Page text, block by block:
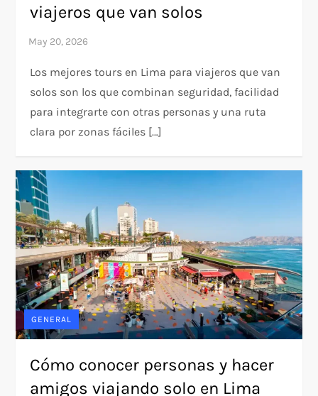
viajeros que van solos
Los mejores tours en Lima para viajeros que van
solos son los que combinan seguridad, facilidad
para integrarte con otras personas y una ruta
clara por zonas fáciles […]
GENERAL
Cómo conocer personas y hacer
amigos viajando solo en Lima